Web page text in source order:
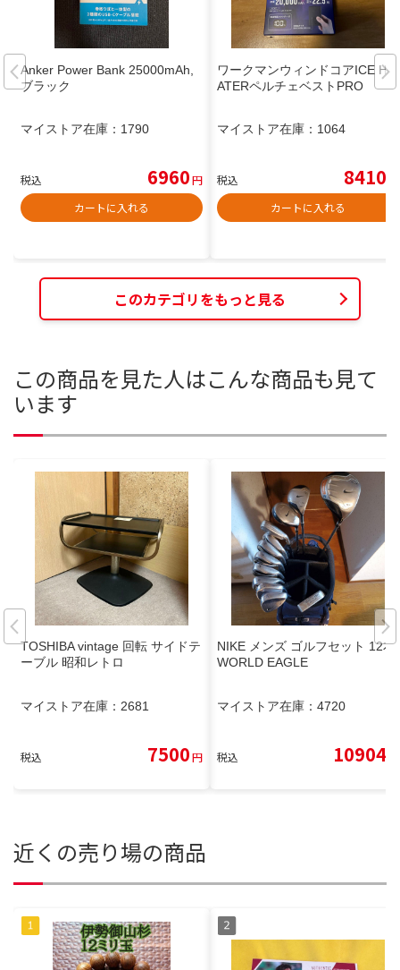
Anker Power Bank 25000mAh,
ブラック
マイストア在庫： 1790
税込 6960円
カートに入れる
ワークマンウィンドコアICE HE
ATERペルチェベストPRO
マイストア在庫： 1064
税込 8410
カートに入れる
このカテゴリをもっと見る
この商品を見た人はこんな商品も見て
います
TOSHIBA vintage 回転 サイドテ
ーブル 昭和レトロ
マイストア在庫： 2681
税込 7500円
NIKE メンズ ゴルフセット 12本
WORLD EAGLE
マイストア在庫： 4720
税込 10904
近くの売り場の商品